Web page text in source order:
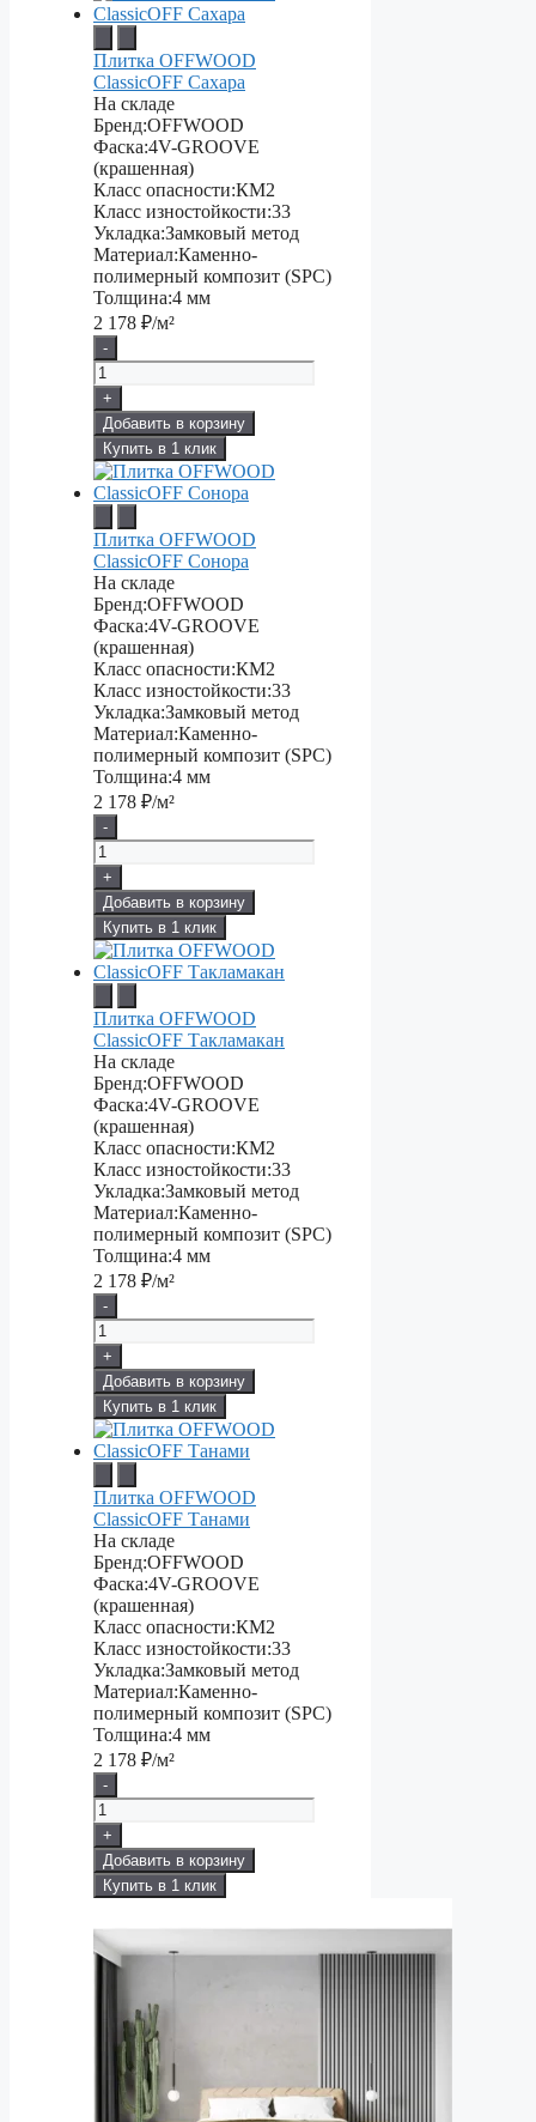
Плитка OFFWOOD
ClassicOFF Сахара
На складе
Бренд:OFFWOOD
Фаска:4V-GROOVE
(крашенная)
Класс опасности:КМ2
Класс изностойкости:33
Укладка:Замковый метод
Материал:Каменно-
полимерный композит (SPC)
Толщина:4 мм
2 178 ₽/м²
-
+
Добавить в корзину
Купить в 1 клик
Плитка OFFWOOD
ClassicOFF Сонора
На складе
Бренд:OFFWOOD
Фаска:4V-GROOVE
(крашенная)
Класс опасности:КМ2
Класс изностойкости:33
Укладка:Замковый метод
Материал:Каменно-
полимерный композит (SPC)
Толщина:4 мм
2 178 ₽/м²
-
+
Добавить в корзину
Купить в 1 клик
Плитка OFFWOOD
ClassicOFF Такламакан
На складе
Бренд:OFFWOOD
Фаска:4V-GROOVE
(крашенная)
Класс опасности:КМ2
Класс изностойкости:33
Укладка:Замковый метод
Материал:Каменно-
полимерный композит (SPC)
Толщина:4 мм
2 178 ₽/м²
-
+
Добавить в корзину
Купить в 1 клик
Плитка OFFWOOD
ClassicOFF Танами
На складе
Бренд:OFFWOOD
Фаска:4V-GROOVE
(крашенная)
Класс опасности:КМ2
Класс изностойкости:33
Укладка:Замковый метод
Материал:Каменно-
полимерный композит (SPC)
Толщина:4 мм
2 178 ₽/м²
-
+
Добавить в корзину
Купить в 1 клик